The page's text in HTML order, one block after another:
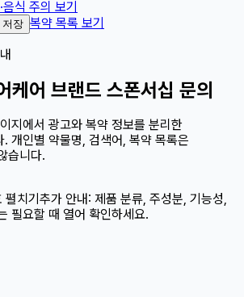
음식 주의 보기
저장 복약 목록 보기
케어 브랜드 스폰서십 문의
지에서 광고와 복약 정보를 분리한
개인별 약물명, 검색어, 복약 목록은
습니다.
치기 추가 안내: 제품 분류, 주성분, 기능성,
필요할 때 열어 확인하세요.